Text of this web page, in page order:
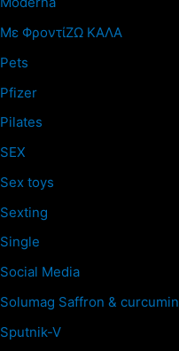
Mε ΦροντίΖΩ ΚΑΛΑ
Pets
Pfizer
Pilates
SEX
Sex toys
Sexting
Single
Social Media
Solumag Saffron & curcumin
Sputnik-V